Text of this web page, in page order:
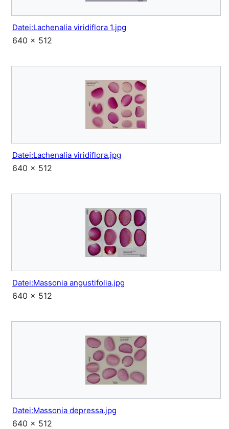
Datei:Lachenalia viridiflora 1.jpg
640 × 512
Datei:Lachenalia viridiflora.jpg
640 × 512
Datei:Massonia angustifolia.jpg
640 × 512
Datei:Massonia depressa.jpg
640 × 512